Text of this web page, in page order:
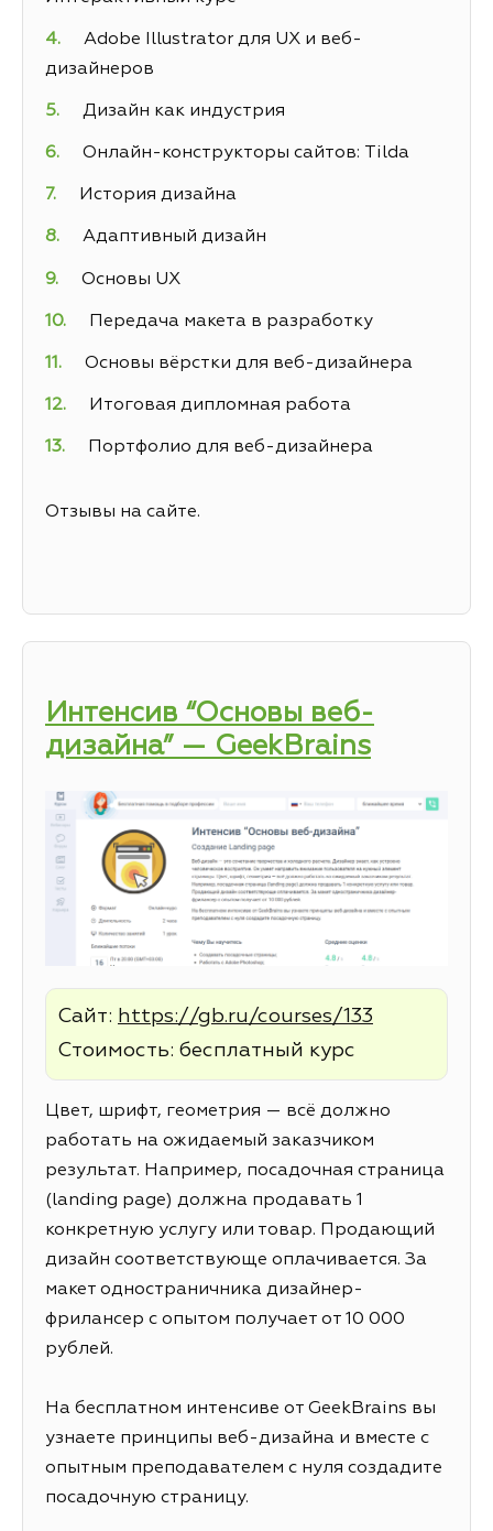
Adobe Illustrator для UX и веб-
дизайнеров
Дизайн как индустрия
Онлайн-конструкторы сайтов: Tilda
История дизайна
Адаптивный дизайн
Основы UX
Передача макета в разработку
Основы вёрстки для веб-дизайнера
Итоговая дипломная работа
Портфолио для веб-дизайнера
Отзывы на сайте.
Интенсив “Основы веб-
дизайна” — GeekBrains
Сайт: https://gb.ru/courses/133
Стоимость: бесплатный курс
Цвет, шрифт, геометрия — всё должно
работать на ожидаемый заказчиком
результат. Например, посадочная страница
(landing page) должна продавать 1
конкретную услугу или товар. Продающий
дизайн соответствующе оплачивается. За
макет одностраничника дизайнер-
фрилансер с опытом получает от 10 000
рублей.
На бесплатном интенсиве от GeekBrains вы
узнаете принципы веб-дизайна и вместе с
опытным преподавателем с нуля создадите
посадочную страницу.